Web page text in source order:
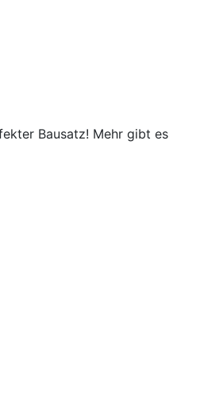
Bausatz! Mehr gibt es